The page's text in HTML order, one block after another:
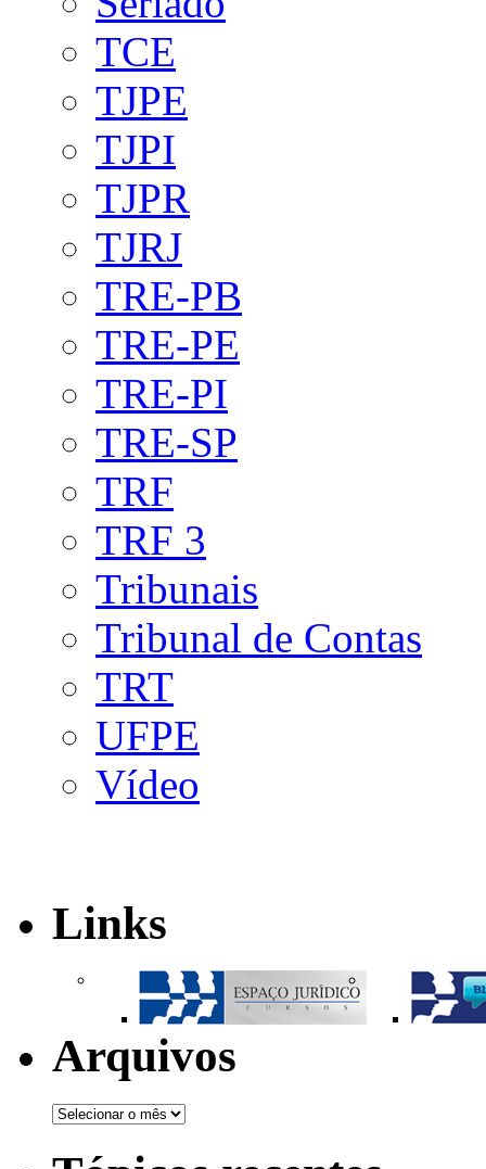
TCE
TJPE
TJPI
TJPR
TJRJ
TRE-PB
TRE-PE
TRE-PI
TRE-SP
TRF
TRF 3
Tribunais
Tribunal de Contas
TRT
UFPE
Vídeo
Links
Arquivos